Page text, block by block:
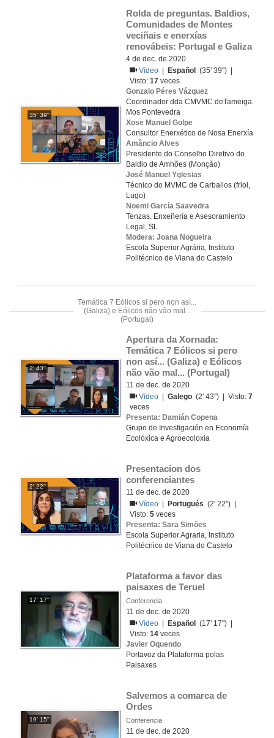
35' 39''
Rolda de preguntas. Baldios,
Comunidades de Montes
veciñais e enerxías
renovábeis: Portugal e Galiza
4 de dec. de 2020
Vídeo
Español
(35' 39'') |
Visto:17 veces
Gonzalo Péres Vázquez
Coordinador dda CMVMC deTameiga.
Mos Pontevedra
Xose Manuel Golpe
Consultor Enerxético de Nosa Enerxía
Amâncio Alves
Presidente do Conselho Diretivo do
Baldio de Amhões (Monção)
José Manuel Yglesias
Técnico do MVMC de Carballos (friol,
Lugo)
Noemi García Saavedra
Tenzas. Enxeñería e Asesoramiento
Legal, SL
Modera: Joana Nogueira
Escola Superior Agrária, Instituto
Politécnico de Viana do Castelo
Temática 7 Eólicos si pero non así...
(Galiza) e Eólicos não vão mal...
(Portugal)
2' 43''
Apertura da Xornada:
Temática 7 Eólicos si pero
non así... (Galiza) e Eólicos
não vão mal... (Portugal)
11 de dec. de 2020
Vídeo
|Galego (2' 43'') | Visto:7
veces
Presenta: Damián Copena
Grupo de Investigación en Economía
Ecolóxica e Agroecoloxía
2' 22''
Presentacion dos
conferenciantes
11 de dec. de 2020
Vídeo
Portugués (2' 22'') |
Visto:5 veces
Presenta: Sara Simões
Escola Superior Agraria, Instituto
Politécnico de Viana do Castelo
17' 17''
Plataforma a favor das
paisaxes de Teruel
Conferencia
11 de dec. de 2020
Vídeo
Español
(17' 17'') |
Visto:14 veces
Javier Oquendo
Portavoz da Plataforma polas
Paisaxes
19' 15''
Salvemos a comarca de
Ordes
Conferencia
11 de dec. de 2020